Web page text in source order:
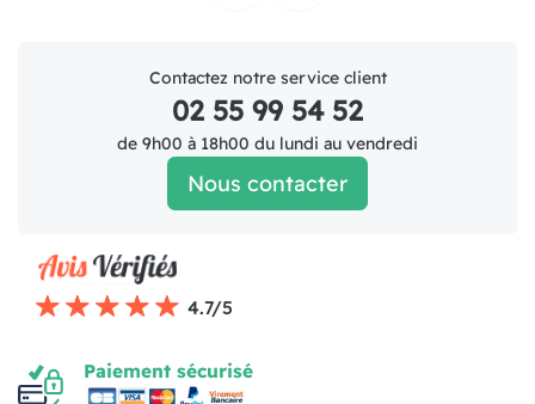
Contactez notre service client
02 55 99 54 52
de 9h00 à 18h00 du lundi au vendredi
Nous contacter
4.7/5
Paiement sécurisé